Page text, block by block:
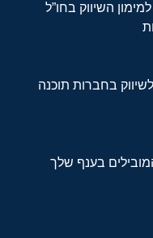
השיווק בחו”ל
בחברות תוכנה
בענף שלך